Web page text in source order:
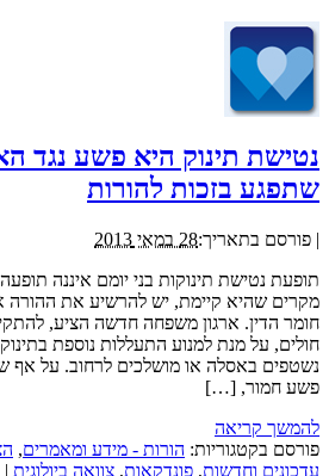
נטישת תינוק היא פשע נגד
שתפגע בזכות להורות
| פורסם בתאריך:28 במאי 2013
תופעת נטישת תינוקות בני יומם איננה
מקרים שהיא קיימת, יש להרשיע את ההורה
חומר הדין. ארגון משפחה חדשה הציע,
חולים, על מנת למנוע התעללות נוספת
נשטפים באסלה או מושלכים לרחוב. על אף
פשע חמור, […]
להמשך קריאה
פורסם בקטגוריות: הורות - מידע ומאמרים,
עדכונים וחדשות, פונדקאות, צוואה ביולוגית |